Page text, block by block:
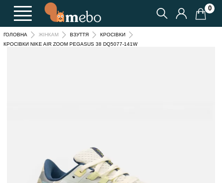
0
ГОЛОВНА ЖІНКАМ ВЗУТТЯ
КРОСІВКИ
КРОСІВКИ NIKE AIR ZOOM PEGASUS 38 DQ5077-141W